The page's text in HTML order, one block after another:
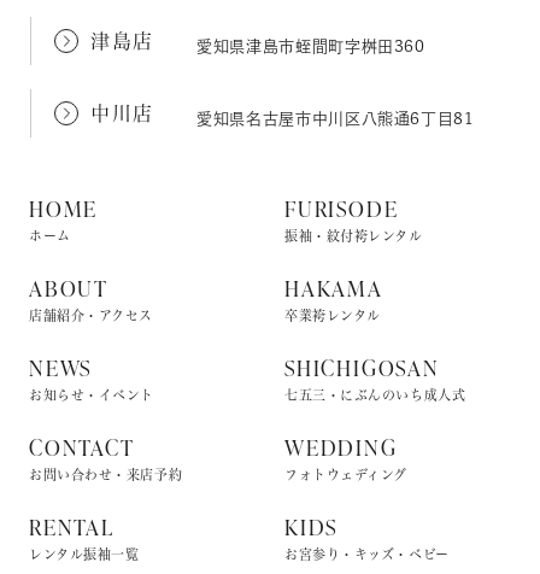
津島店 愛知県津島市蛭間町字桝田360
中川店 愛知県名古屋市中川区八熊通6丁目81
HOME
ホーム
ABOUT
店舗紹介・アクセス
NEWS
お知らせ・イベント
CONTACT
お問い合わせ・来店予約
RENTAL
レンタル振袖一覧
FURISODE
振袖・紋付袴レンタル
HAKAMA
卒業袴レンタル
SHICHIGOSAN
七五三・にぶんのいち成人式
WEDDING
フォトウェディング
KIDS
お宮参り・キッズ・ベビー